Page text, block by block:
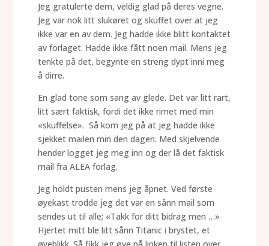
Jeg gratulerte dem, veldig glad på deres vegne.
Jeg var nok litt slukøret og skuffet over at jeg
ikke var en av dem. Jeg hadde ikke blitt kontaktet
av forlaget. Hadde ikke fått noen mail. Mens jeg
tenkte på det, begynte en streng dypt inni meg
å dirre.
En glad tone som sang av glede. Det var litt rart,
litt sært faktisk, fordi det ikke rimet med min
«skuffelse». Så kom jeg på at jeg hadde ikke
sjekket mailen min den dagen. Med skjelvende
hender logget jeg meg inn og der lå det faktisk
mail fra ALEA forlag.
Jeg holdt pusten mens jeg åpnet. Ved første
øyekast trodde jeg det var en sånn mail som
sendes ut til alle; «Takk for ditt bidrag men …»
Hjertet mitt ble litt sånn Titanic i brystet, et